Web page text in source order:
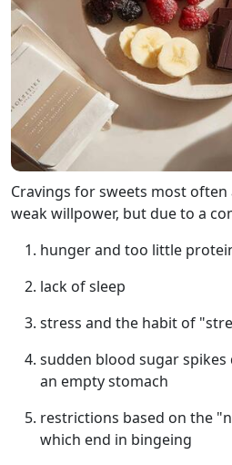
Cravings for sweets most
weak willpower, but due to a
hunger and too little
lack of sleep
stress and the habit of
sudden blood sugar spikes
an empty stomach
restrictions based on the
which end in bingeing